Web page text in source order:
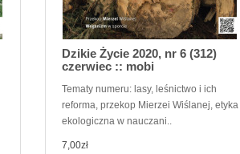
Dzikie Życie 2020, nr 6 (312)
czerwiec :: mobi
Tematy numeru: lasy, leśnictwo i ich
reforma, przekop Mierzei Wiślanej, etyka
ekologiczna w nauczani..
7,00zł